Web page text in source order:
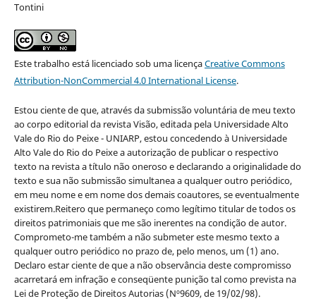
Tontini
Este trabalho está licenciado sob uma licençaCreative Commons
Attribution-NonCommercial 4.0 International License.
Estou ciente de que, através da submissão voluntária de meu texto
ao corpo editorial da revista Visão, editada pela Universidade Alto
Vale do Rio do Peixe - UNIARP, estou concedendo à Universidade
Alto Vale do Rio do Peixe a autorização de publicar o respectivo
texto na revista a título não oneroso e declarando a originalidade do
texto e sua não submissão simultanea a qualquer outro periódico,
em meu nome e em nome dos demais coautores, se eventualmente
existirem.Reitero que permaneço como legítimo titular de todos os
direitos patrimoniais que me são inerentes na condição de autor.
Comprometo-me também a não submeter este mesmo texto a
qualquer outro periódico no prazo de, pelo menos, um (1) ano.
Declaro estar ciente de que a não observância deste compromisso
acarretará em infração e conseqüente punição tal como prevista na
Lei de Proteção de Direitos Autorias (Nº9609, de 19/02/98).